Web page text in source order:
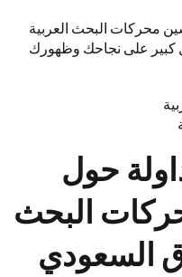
محركات البحث العربية
كبير على نجاحك وظهورك
حول
البحث
السعودي